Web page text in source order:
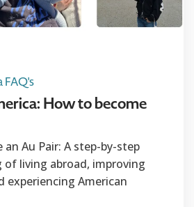
FAQ's
How to become
Au Pair: A step-by-step
of living abroad, improving
experiencing American